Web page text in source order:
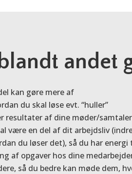
andet
kan gøre mere af
du skal løse evt. “huller”
resultater af dine møder/samtaler
være en del af dit arbejdsliv
du løser det), så du har
af opgaver hos dine
så du bedre kan møde dem,